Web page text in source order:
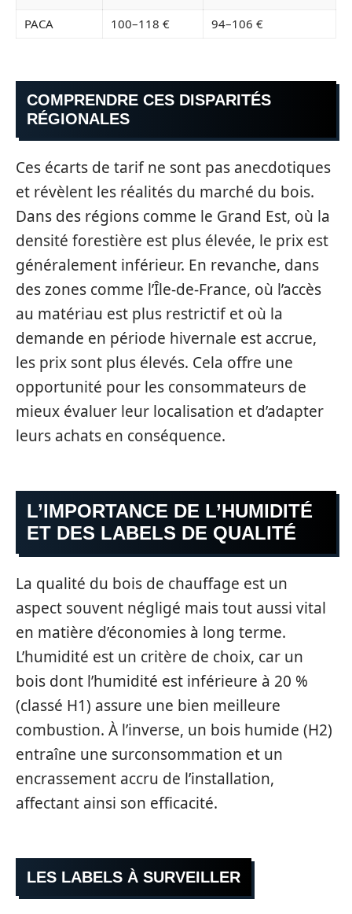
PACA
100–118 € 94–106 €
COMPRENDRE CES DISPARITÉS
RÉGIONALES
Ces écarts de tarif ne sont pas anecdotiques
et révèlent les réalités du marché du bois.
Dans des régions comme le Grand Est, où la
densité forestière est plus élevée, le prix est
généralement inférieur. En revanche, dans
des zones comme l’Île-de-France, où l’accès
au matériau est plus restrictif et où la
demande en période hivernale est accrue,
les prix sont plus élevés. Cela offre une
opportunité pour les consommateurs de
mieux évaluer leur localisation et d’adapter
leurs achats en conséquence.
L’IMPORTANCE DE L’HUMIDITÉ
ET DES LABELS DE QUALITÉ
La qualité du bois de chauffage est un
aspect souvent négligé mais tout aussi vital
en matière d’économies à long terme.
L’humidité est un critère de choix, car un
bois dont l’humidité est inférieure à 20 %
(classé H1) assure une bien meilleure
combustion. À l’inverse, un bois humide (H2)
entraîne une surconsommation et un
encrassement accru de l’installation,
affectant ainsi son efficacité.
LES LABELS À SURVEILLER